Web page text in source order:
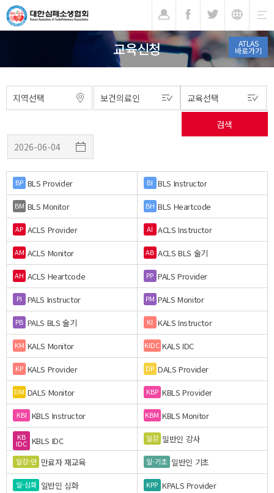
ATLAS
바로가기
교육신청
BP BLS Provider BI BLS Instructor
BM BLS Monitor BH BLS Heartcode
AP ACLS Provider AI ACLS Instructor
AM ACLS Monitor AB ACLS BLS 술기
AH ACLS Heartcode PP PALS Provider
PI PALS Instructor PM PALS Monitor
PB PALS BLS 술기 KI KALS Instructor
KM KALS Monitor KIDC KALS IDC
KP KALS Provider DP DALS Provider
DM DALS Monitor KBP KBLS Provider
KBI KBLS Instructor KBM KBLS Monitor
KB
IDC KBLS IDC 일강 일반인 강사
일강-만 만료자 재교육 일-기초 일반인 기초
일-심화 일반인 심화 KPP KPALS Provider